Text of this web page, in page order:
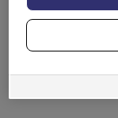
Peugeot